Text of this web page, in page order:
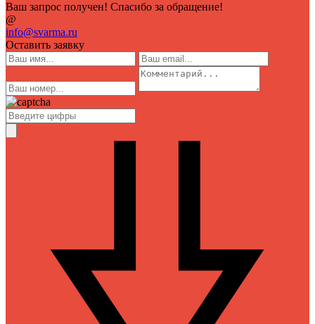
Ваш запрос получен! Спасибо за обращение!
@
info@svarma.ru
Оставить заявку